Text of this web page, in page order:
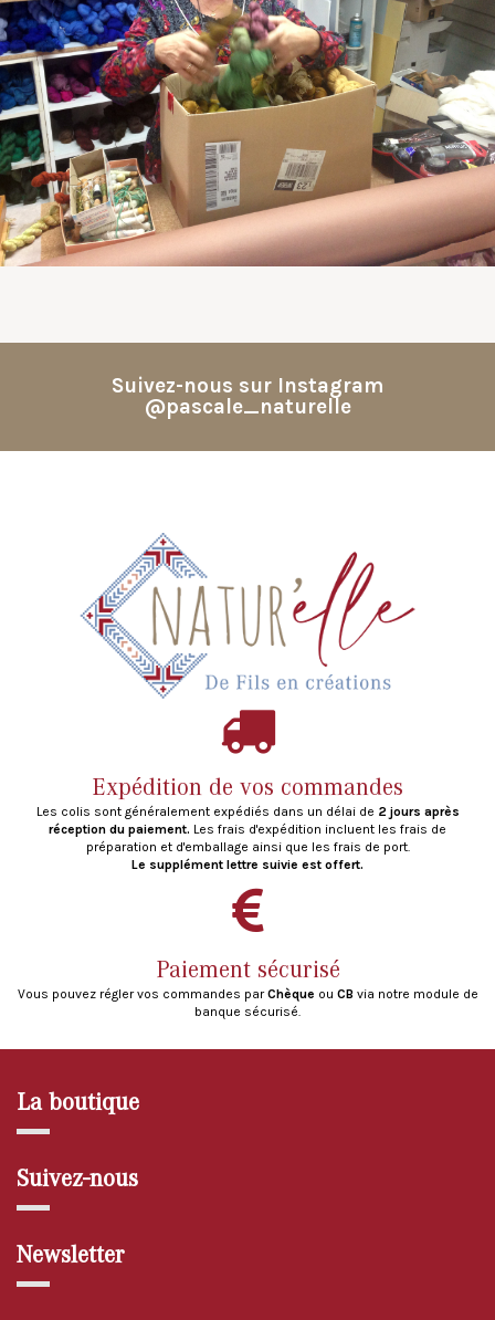
Suivez-nous sur Instagram
@pascale_naturelle
Expédition de vos commandes
Les colis sont généralement expédiés dans un délai de 2 jours après
réception du paiement. Les frais d'expédition incluent les frais de
préparation et d'emballage ainsi que les frais de port.
Le supplément lettre suivie est offert.
Paiement sécurisé
Vous pouvez régler vos commandes parChèque ou CB via notre module de
banque sécurisé.
La boutique
Suivez-nous
Newsletter